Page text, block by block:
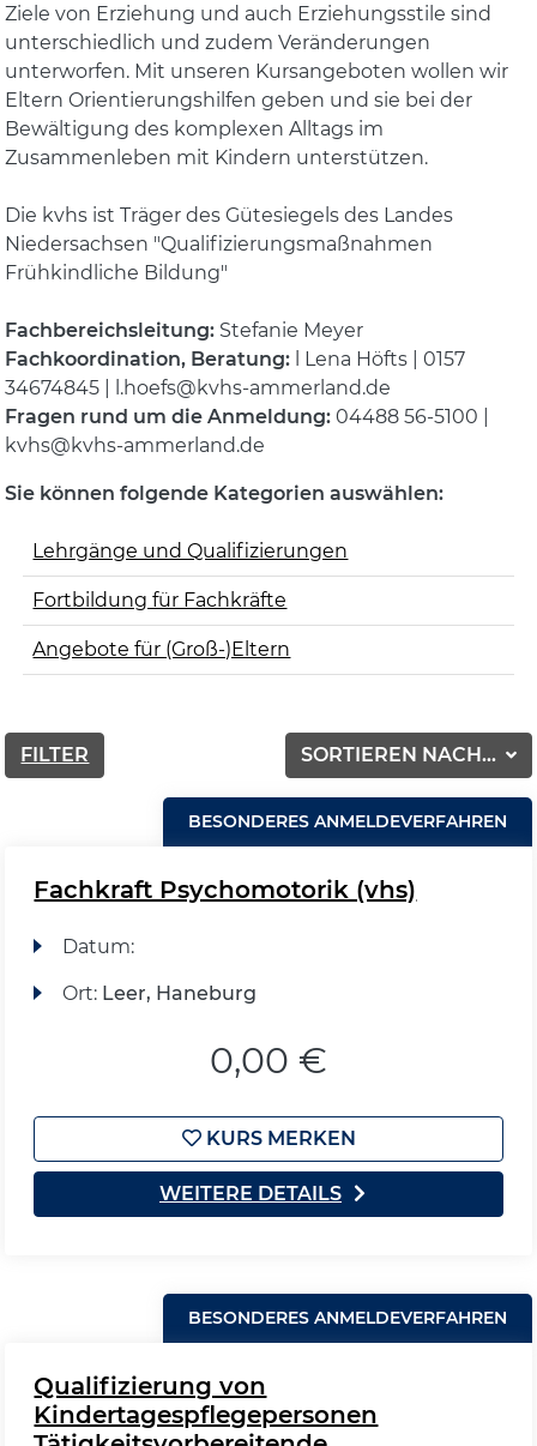
Ziele von Erziehung und auch Erziehungsstile sind
unterschiedlich und zudem Veränderungen
unterworfen. Mit unseren Kursangeboten wollen wir
Eltern Orientierungshilfen geben und sie bei der
Bewältigung des komplexen Alltags im
Zusammenleben mit Kindern unterstützen.
Die kvhs ist Träger des Gütesiegels des Landes
Niedersachsen "Qualifizierungsmaßnahmen
Frühkindliche Bildung"
Fachbereichsleitung: Stefanie Meyer
Fachkoordination, Beratung: l Lena Höfts | 0157
34674845 | l.hoefs@kvhs-ammerland.de
Fragen rund um die Anmeldung: 04488 56-5100 |
kvhs@kvhs-ammerland.de
Sie können folgende Kategorien auswählen:
Lehrgänge und Qualifizierungen
Fortbildung für Fachkräfte
Angebote für (Groß-)Eltern
SORTIEREN NACH...
FILTER
BESONDERES ANMELDEVERFAHREN
Fachkraft Psychomotorik (vhs)
Datum:
Ort: Leer, Haneburg
0,00 €
KURS MERKEN
WEITERE DETAILS
BESONDERES ANMELDEVERFAHREN
Qualifizierung von
Kindertagespflegepersonen